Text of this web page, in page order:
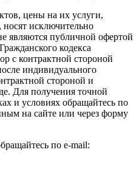
цены на их услуги,
исключительно
являются публичной офертой
кодекса
с контрактной стороной
индивидуального
стороной и
Для получения точной
и условиях обращайтесь по
на сайте или через форму
по e-mail: